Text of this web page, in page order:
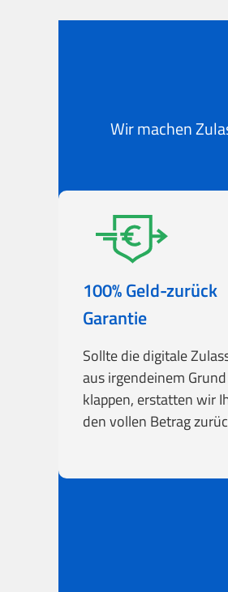
Wir machen
100% Geld-zurück
Garantie
Sollte die digitale
aus irgendeinem
klappen, erstatten wir
den vollen Betrag